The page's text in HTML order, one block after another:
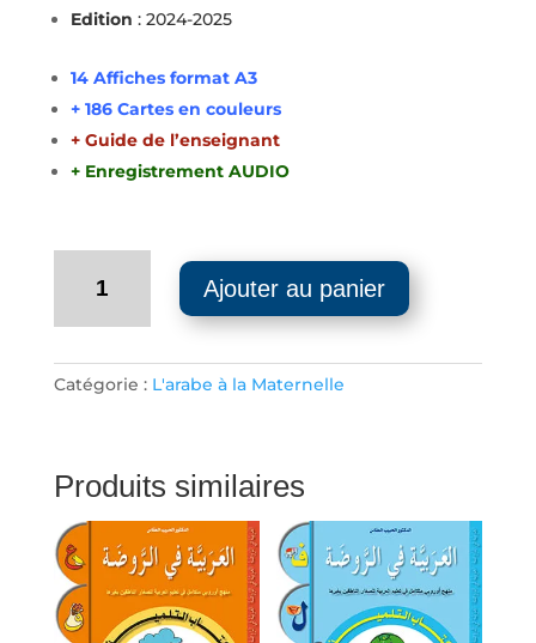
Edition : 2024-2025
14 Affiches format A3
+ 186 Cartes en couleurs
+ Guide de l’enseignant
+ Enregistrement AUDIO
l'enseignant
Maternelle
5-
6
ans
Ajouter au panier
Catégorie : L'arabe à la Maternelle
Produits similaires